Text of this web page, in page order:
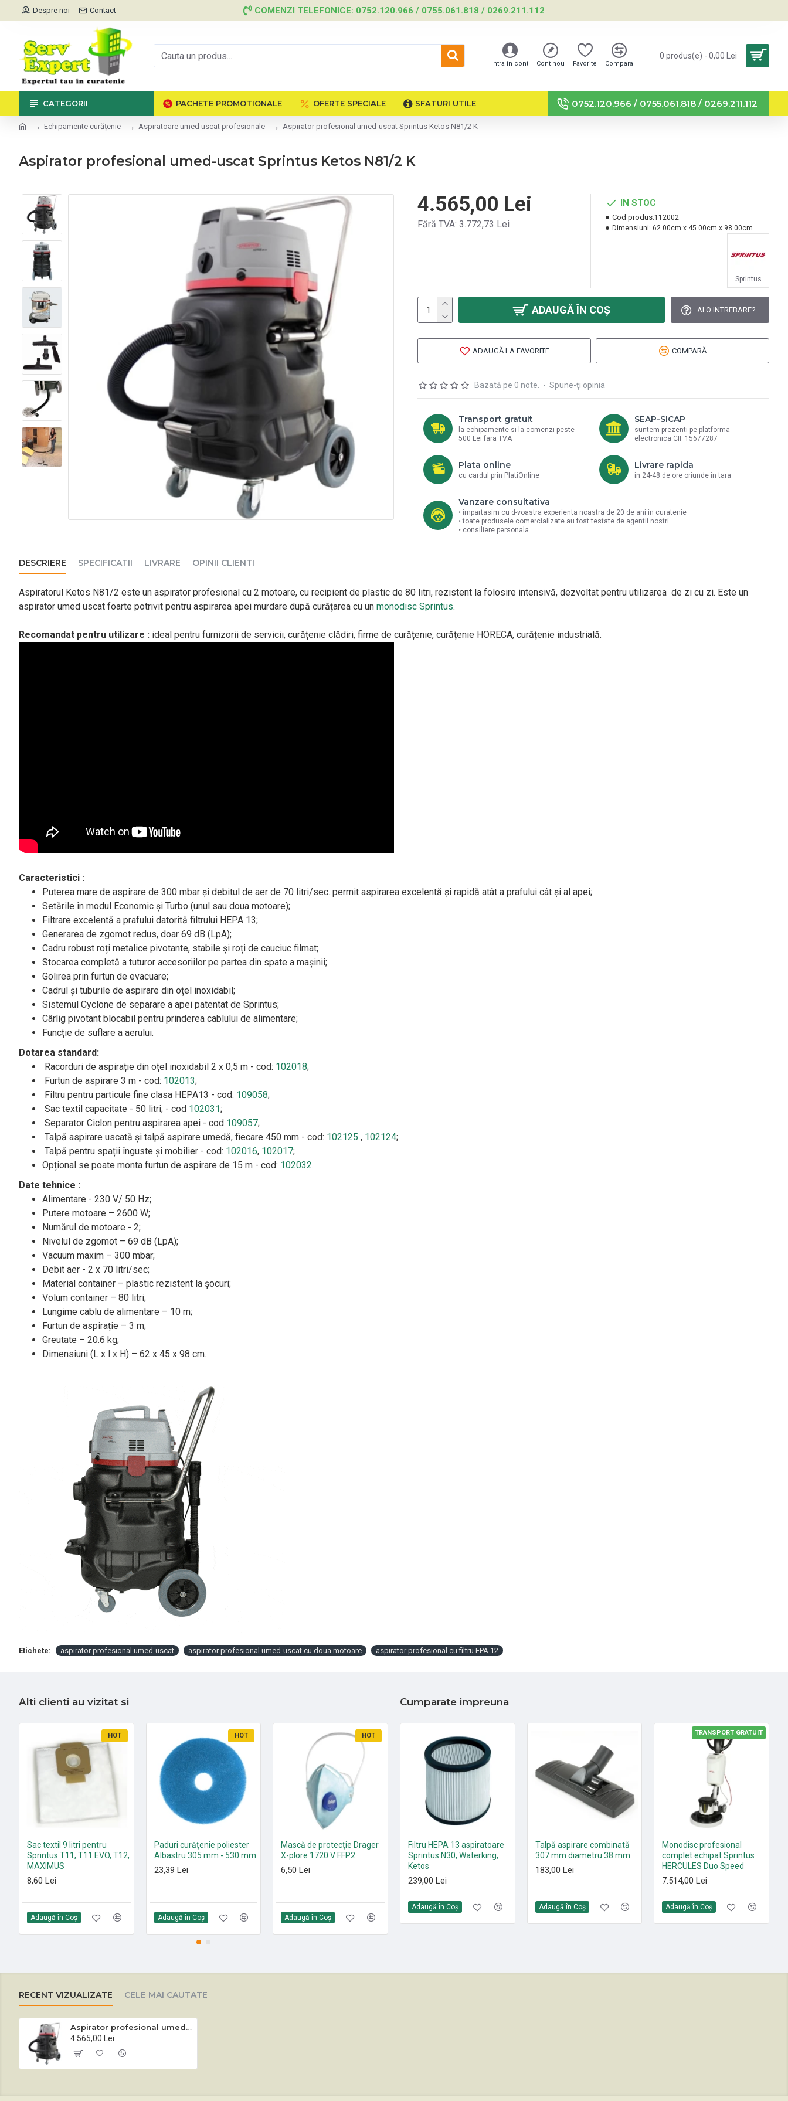
Despre noi Contact COMENZI TELEFONICE: 0752.120.966 / 0755.061.818 / 0269.211.112
Intra in cont Cont nou Favorite Compara
0 produs(e) - 0,00 Lei
CATEGORII PACHETE PROMOTIONALE OFERTE SPECIALE SFATURI UTILE 0752.120.966 / 0755.061.818 / 0269.211.112
Echipamente curățenie Aspiratoare umed uscat profesionale Aspirator profesional umed-uscat Sprintus Ketos N81/2 K
Aspirator profesional umed-uscat Sprintus Ketos N81/2 K
Bazată pe 0 note. - Spune-ţi opinia
4.565,00 Lei
Fără TVA: 3.772,73 Lei
IN STOC
Cod produs:112002
Dimensiuni: 62.00cm x 45.00cm x 98.00cm
Sprintus
ADAUGĂ ÎN COŞ AI O INTREBARE?
ADAUGĂ LA FAVORITE COMPARĂ
Transport gratuit
la echipamente si la comenzi peste
500 Lei fara TVA
SEAP-SICAP
suntem prezenti pe platforma
electronica CIF 15677287
Plata online
cu cardul prin PlatiOnline
Livrare rapida
in 24-48 de ore oriunde in tara
Vanzare consultativa
• impartasim cu d-voastra experienta noastra de 20 de ani in curatenie
• toate produsele comercializate au fost testate de agentii nostri
• consiliere personala
DESCRIERE SPECIFICATII LIVRARE OPINII CLIENTI
Aspiratorul Ketos N81/2 este un aspirator profesional cu 2 motoare, cu recipient de plastic de 80 litri, rezistent la folosire intensivă, dezvoltat pentru utilizarea de zi cu zi. Este un
aspirator umed uscat foarte potrivit pentru aspirarea apei murdare după curățarea cu un monodisc Sprintus.
Recomandat pentru utilizare : ideal pentru furnizorii de servicii, curățenie clădiri, firme de curățenie, curățenie HORECA, curățenie industrială.
Caracteristici :
Puterea mare de aspirare de 300 mbar și debitul de aer de 70 litri/sec. permit aspirarea excelentă și rapidă atât a prafului cât și al apei;
Setările în modul Economic și Turbo (unul sau doua motoare);
Filtrare excelentă a prafului datorită filtrului HEPA 13;
Generarea de zgomot redus, doar 69 dB (LpA);
Cadru robust roți metalice pivotante, stabile și roți de cauciuc filmat;
Stocarea completă a tuturor accesoriilor pe partea din spate a mașinii;
Golirea prin furtun de evacuare;
Cadrul și tuburile de aspirare din oțel inoxidabil;
Sistemul Cyclone de separare a apei patentat de Sprintus;
Cârlig pivotant blocabil pentru prinderea cablului de alimentare;
Funcție de suflare a aerului.
Dotarea standard:
Racorduri de aspirație din oțel inoxidabil 2 x 0,5 m - cod: 102018;
Furtun de aspirare 3 m - cod: 102013;
Filtru pentru particule fine clasa HEPA13 - cod: 109058;
Sac textil capacitate - 50 litri; - cod 102031;
Separator Ciclon pentru aspirarea apei - cod 109057;
Talpă aspirare uscată și talpă aspirare umedă, fiecare 450 mm - cod: 102125 , 102124;
Talpă pentru spații înguste și mobilier - cod: 102016, 102017;
Opțional se poate monta furtun de aspirare de 15 m - cod: 102032.
Date tehnice :
Alimentare - 230 V/ 50 Hz;
Putere motoare – 2600 W;
Numărul de motoare - 2;
Nivelul de zgomot – 69 dB (LpA);
Vacuum maxim – 300 mbar;
Debit aer - 2 x 70 litri/sec;
Material container – plastic rezistent la șocuri;
Volum container – 80 litri;
Lungime cablu de alimentare – 10 m;
Furtun de aspirație – 3 m;
Greutate – 20.6 kg;
Dimensiuni (L x l x H) – 62 x 45 x 98 cm.
Etichete: aspirator profesional umed-uscat aspirator profesional umed-uscat cu doua motoare aspirator profesional cu filtru EPA 12
Alti clienti au vizitat si
HOT
Sac textil 9 litri pentru
Sprintus T11, T11 EVO, T12,
MAXIMUS
8,60 Lei
Adaugă în Coş
HOT
Paduri curățenie poliester
Albastru 305 mm - 530 mm
23,39 Lei
Adaugă în Coş
HOT
Mască de protecție Drager
X-plore 1720 V FFP2
6,50 Lei
Adaugă în Coş
Paduri curățenie poliester
Roșu 305 mm - 530 mm
21,35 Lei
Set 10 saci textili 9 L
HEPA13 Sprintus FLOORY,
T11 EVO, MAXIMUS HEPA,
ERA EVO, ERA TEC
105,00 Lei
Cumparate impreuna
Filtru HEPA 13 aspiratoare
Sprintus N30, Waterking,
Ketos
239,00 Lei
Adaugă în Coş
Talpă aspirare combinată
307 mm diametru 38 mm
183,00 Lei
Adaugă în Coş
TRANSPORT GRATUIT
Monodisc profesional
complet echipat Sprintus
HERCULES Duo Speed
7.514,00 Lei
Adaugă în Coş
RECENT VIZUALIZATE CELE MAI CAUTATE
Aspirator profesional umed-uscat Sprintus Ketos N81/2 K
4.565,00 Lei